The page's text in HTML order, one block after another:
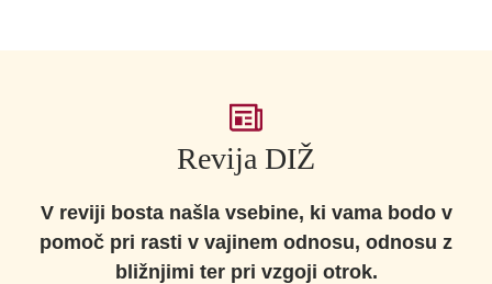
Revija DIŽ
V reviji bosta našla vsebine, ki vama bodo v
pomoč pri rasti v vajinem odnosu, odnosu z
bližnjimi ter pri vzgoji otrok.